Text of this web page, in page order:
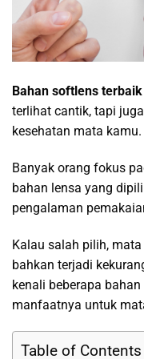
Bahan softlens terbaik
terlihat cantik, tapi
kesehatan mata kamu.
Banyak orang fokus
bahan lensa yang
pengalaman
Kalau salah pilih,
bahkan terjadi
kenali beberapa
manfaatnya untuk
Table of Contents